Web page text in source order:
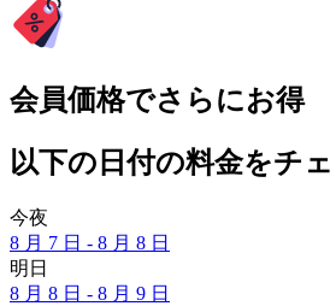
会員価格でさらにお得
以下の日付の料金をチ
今夜
8 月 7 日 - 8 月 8 日
明日
8 月 8 日 - 8 月 9 日